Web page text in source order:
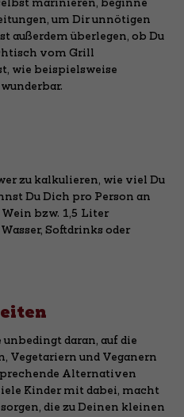
um Dir unnötigen
außerdem überlegen, ob Du
vom Grill
wie beispielsweise
zu kalkulieren, wie viel Du
Du Dich pro Person an
bzw. 1,5 Liter
Softdrinks oder
daran, auf die
Vegetariern und Veganern
Alternativen
Kinder mit dabei, macht
die zu Deinen kleinen